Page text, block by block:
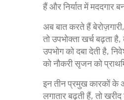
हैं और निर्यात में मददगार
अब बात करते हैंबेरोज़गारी
तो उपभोक्ता खर्च बढ़ता
उपभोग को दबा देती है,
को नौकरी सृजन को
इन तीन प्रमुख कारकों के
लगातार बढ़ती हैं, तो